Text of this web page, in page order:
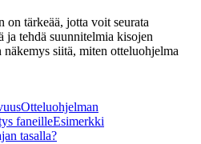
on tärkeää, jotta voit seurata
ja tehdä suunnitelmia kisojen
siitä, miten otteluohjelma
Otteluohjelman
faneilleEsimerkki
tasalla?